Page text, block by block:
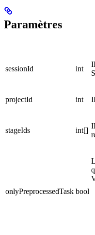
Paramètres
sessionId int
projectId int
stageIds int[]
onlyPreprocessedTask bool